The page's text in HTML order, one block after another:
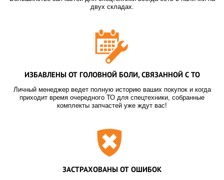
двух складах.
ИЗБАВЛЕНЫ ОТ ГОЛОВНОЙ БОЛИ, СВЯЗАННОЙ С ТО
Личный менеджер ведет полную историю ваших покупок и когда
приходит время очередного ТО для спецтехники, собранные
комплекты запчастей уже ждут вас!
ЗАСТРАХОВАНЫ ОТ ОШИБОК